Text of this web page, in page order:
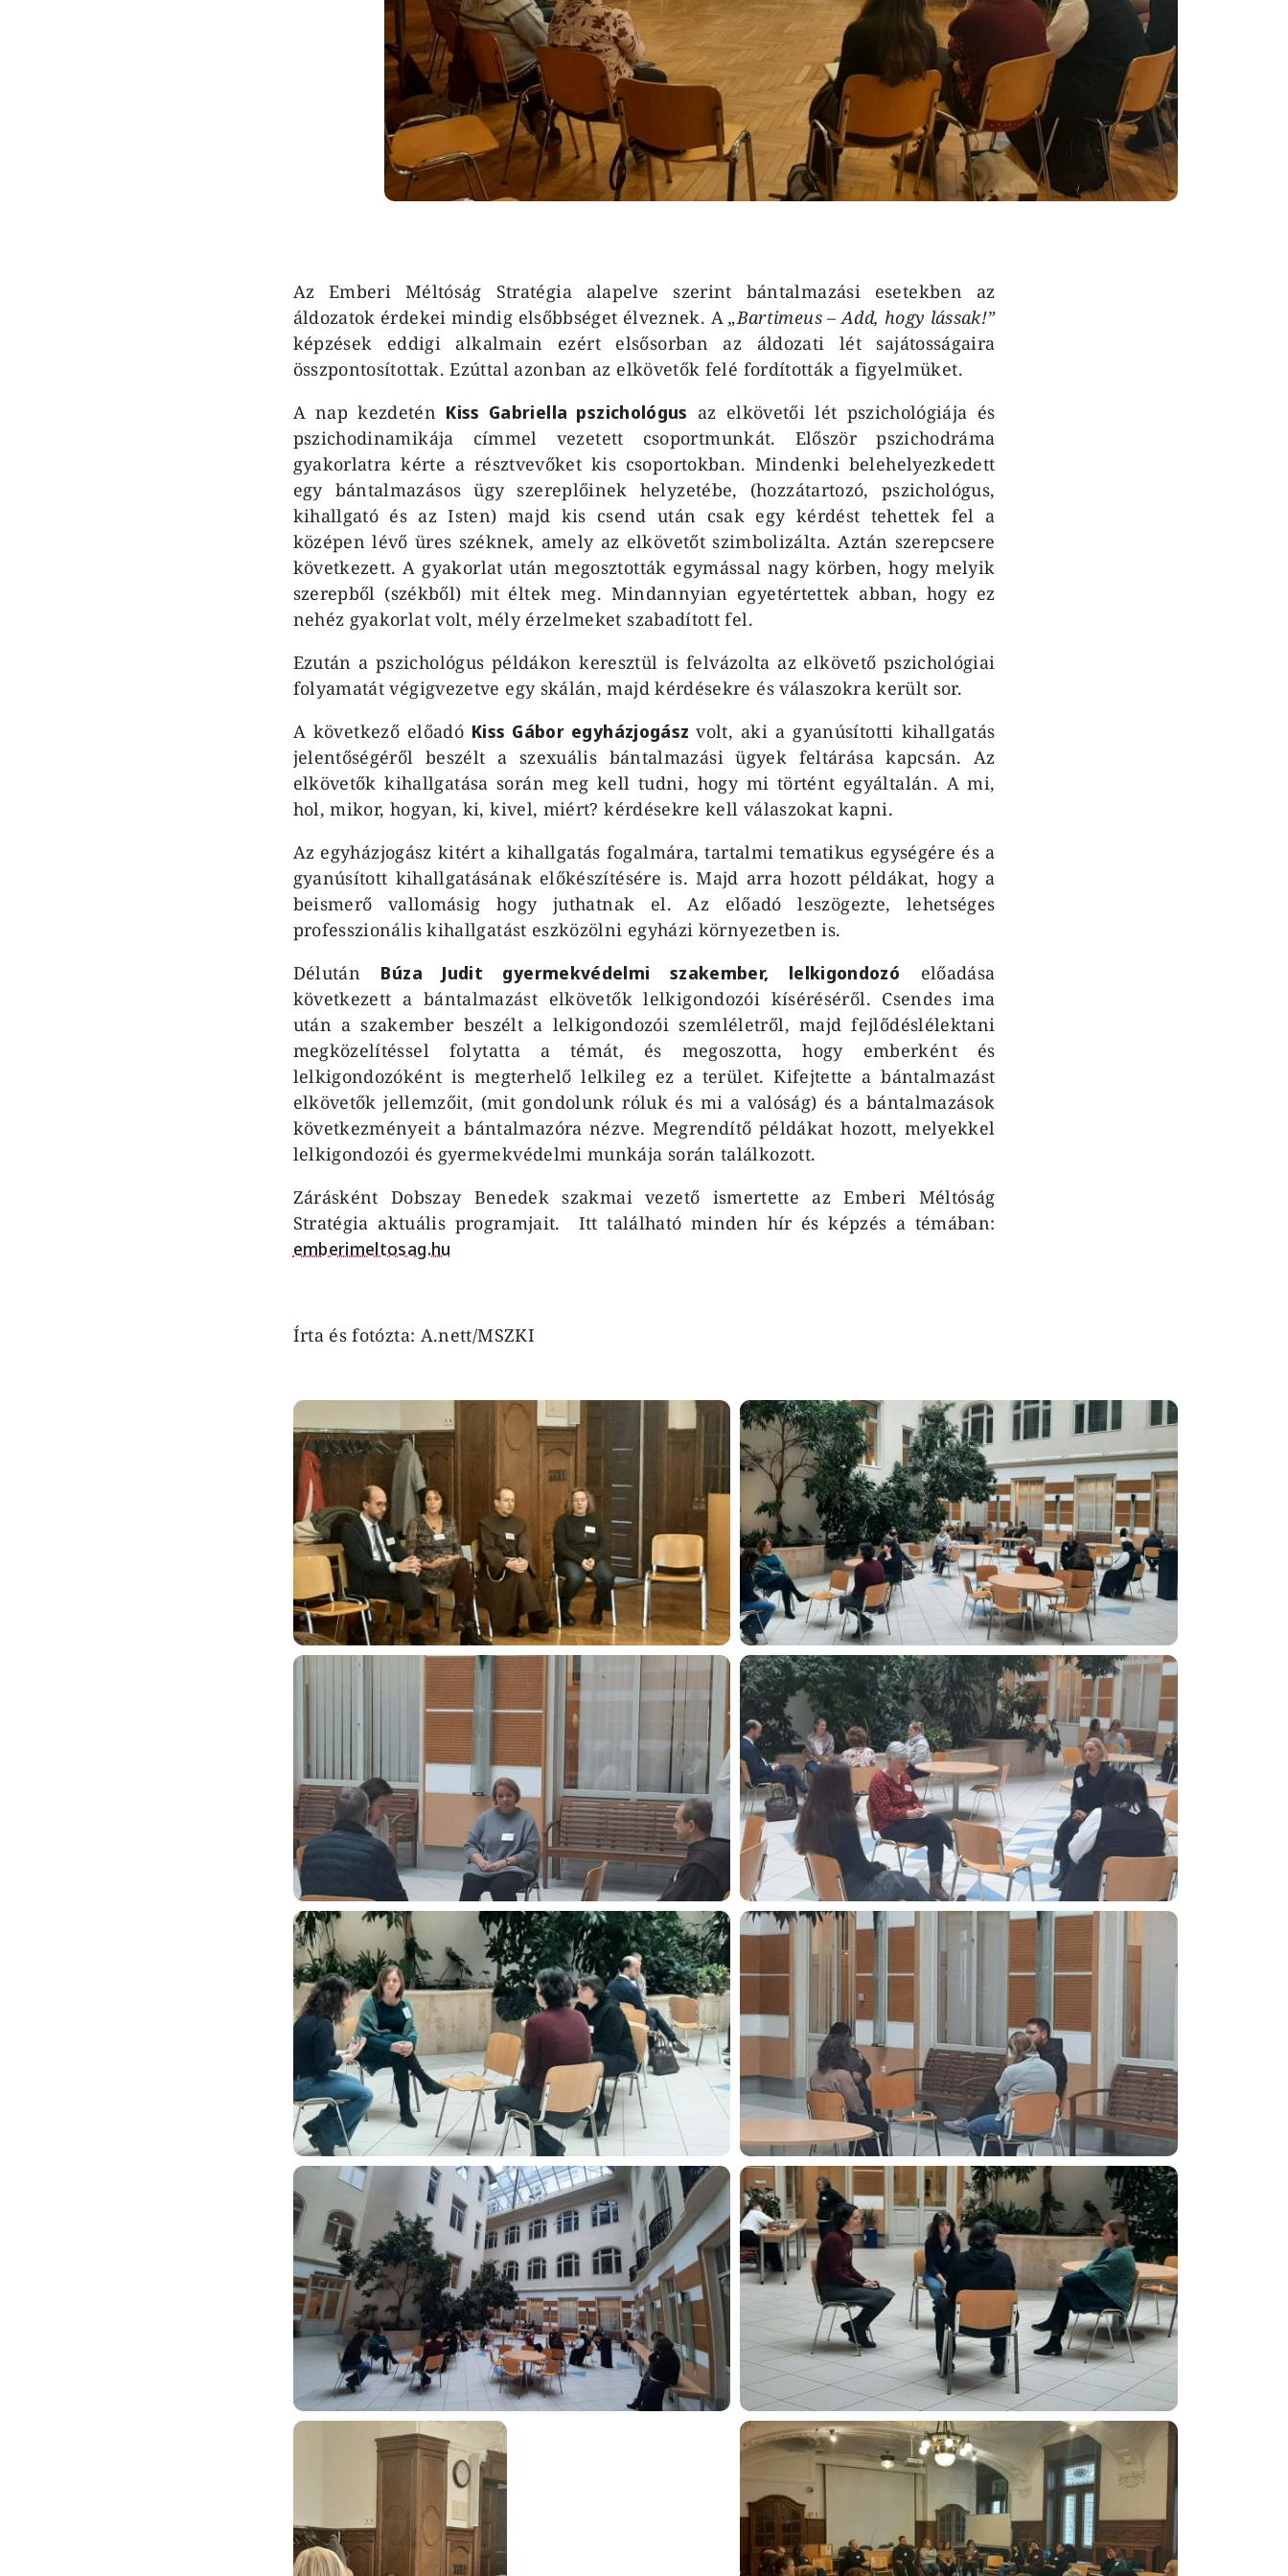
Az Emberi Méltóság Stratégia alapelve szerint bántalmazási esetekben az
áldozatok érdekei mindig elsőbbséget élveznek. A„Bartimeus – Add, hogy lássak!”
képzések eddigi alkalmain ezért elsősorban az áldozati lét sajátosságaira
összpontosítottak. Ezúttal azonban az elkövetők felé fordították a figyelmüket.
A nap kezdetén Kiss Gabriella pszichológus az elkövetői lét pszichológiája és
pszichodinamikája címmel vezetett csoportmunkát. Először pszichodráma
gyakorlatra kérte a résztvevőket kis csoportokban. Mindenki belehelyezkedett
egy bántalmazásos ügy szereplőinek helyzetébe, (hozzátartozó, pszichológus,
kihallgató és az Isten) majd kis csend után csak egy kérdést tehettek fel a
középen lévő üres széknek, amely az elkövetőt szimbolizálta. Aztán szerepcsere
következett. A gyakorlat után megosztották egymással nagy körben, hogy melyik
szerepből (székből) mit éltek meg. Mindannyian egyetértettek abban, hogy ez
nehéz gyakorlat volt, mély érzelmeket szabadított fel.
Ezután a pszichológus példákon keresztül is felvázolta az elkövető pszichológiai
folyamatát végigvezetve egy skálán, majd kérdésekre és válaszokra került sor.
A következő előadó Kiss Gábor egyházjogászvolt, aki a gyanúsítotti kihallgatás
jelentőségéről beszélt a szexuális bántalmazási ügyek feltárása kapcsán. Az
elkövetők kihallgatása során meg kell tudni, hogy mi történt egyáltalán. A mi,
hol, mikor, hogyan, ki, kivel, miért? kérdésekre kell válaszokat kapni.
Az egyházjogász kitért a kihallgatás fogalmára, tartalmi tematikus egységére és a
gyanúsított kihallgatásának előkészítésére is. Majd arra hozott példákat, hogy a
beismerő vallomásig hogy juthatnak el. Az előadó leszögezte, lehetséges
professzionális kihallgatást eszközölni egyházi környezetben is.
Délután Búza Judit gyermekvédelmi szakember, lelkigondozó előadása
következett a bántalmazást elkövetők lelkigondozói kíséréséről. Csendes ima
után a szakember beszélt a lelkigondozói szemléletről, majd fejlődéslélektani
megközelítéssel folytatta a témát, és megoszotta, hogy emberként és
lelkigondozóként is megterhelő lelkileg ez a terület. Kifejtette a bántalmazást
elkövetők jellemzőit, (mit gondolunk róluk és mi a valóság) és a bántalmazások
következményeit a bántalmazóra nézve. Megrendítő példákat hozott, melyekkel
lelkigondozói és gyermekvédelmi munkája során találkozott.
Zárásként Dobszay Benedek szakmai vezető ismertette az Emberi Méltóság
Stratégia aktuális programjait. Itt található minden hír és képzés a témában:
emberimeltosag.hu
Írta és fotózta: A.nett/MSZKI
Image Image
Image Image
Image Image
Image Image
Image Image